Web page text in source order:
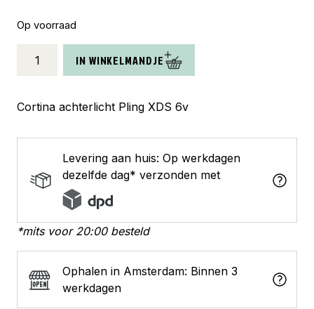
Op voorraad
achterlicht
XDS
aantal
IN WINKELMANDJE
Cortina achterlicht Pling XDS 6v
Levering aan huis: Op werkdagen
dezelfde dag* verzonden met
*mits voor 20:00 besteld
Ophalen in Amsterdam: Binnen 3
werkdagen